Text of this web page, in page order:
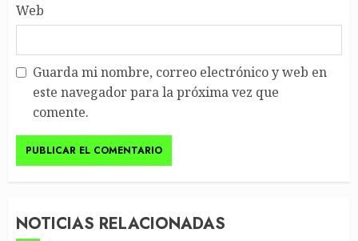
Web
Guarda mi nombre, correo electrónico y web en
este navegador para la próxima vez que
comente.
NOTICIAS RELACIONADAS